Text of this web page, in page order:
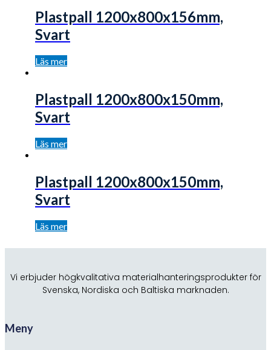
Plastpall 1200x800x156mm,
Svart
Läs mer
Plastpall 1200x800x150mm,
Svart
Läs mer
Plastpall 1200x800x150mm,
Svart
Läs mer
Vi erbjuder högkvalitativa materialhanteringsprodukter för
Svenska, Nordiska och Baltiska marknaden.
Meny